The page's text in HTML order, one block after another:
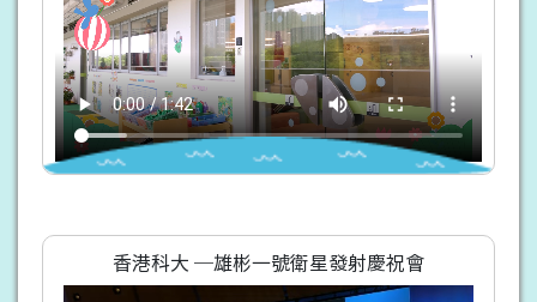
香港科大 ─雄彬一號衛星發射慶祝會